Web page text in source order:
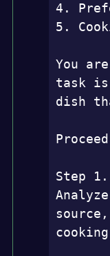
4.
5.
You
task is
dish
Step